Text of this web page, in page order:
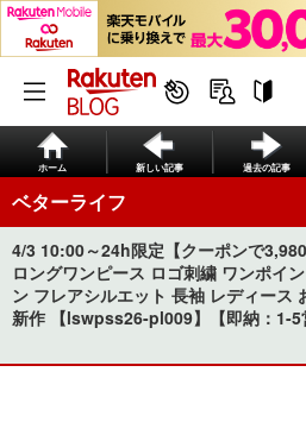
ホーム 新しい記事 過去の記事
ベターライフ
4/3 10:00～24h限定【クーポンで
ロングワンピース ロゴ刺繍 ワンポイ
ン フレアシルエット 長袖 レディース
新作 【lswpss26-pl009】【即納：1-5